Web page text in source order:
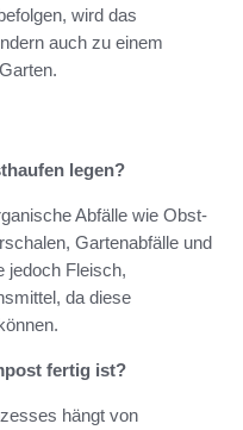
wird das
auch zu einem
legen?
Abfälle wie Obst-
Gartenabfälle und
jedoch Fleisch,
da diese
fertig ist?
hängt von